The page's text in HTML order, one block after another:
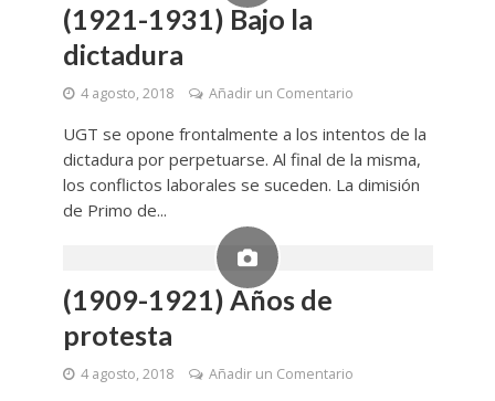
(1921-1931) Bajo la
dictadura
4 agosto, 2018 Añadir un Comentario
UGT se opone frontalmente a los intentos de la
dictadura por perpetuarse. Al final de la misma,
los conflictos laborales se suceden. La dimisión
de Primo de...
(1909-1921) Años de
protesta
4 agosto, 2018 Añadir un Comentario